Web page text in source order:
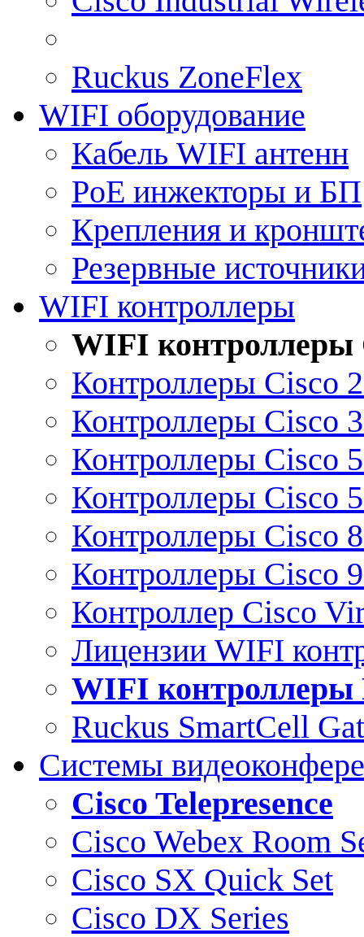
Ruckus ZoneFlex
WIFI оборудование
Кабель WIFI антенн
PoE инжекторы и БП
Крепления и
Резервные
WIFI контроллеры
WIFI контроллеры
Контроллеры Cisco
Контроллеры Cisco
Контроллеры Cisco
Контроллеры Cisco
Контроллеры Cisco
Контроллеры Cisco
Контроллер Cisco
Лицензии WIFI
WIFI контроллеры
Ruckus SmartCell
Системы
Cisco Telepresence
Cisco Webex Room
Cisco SX Quick Set
Cisco DX Series